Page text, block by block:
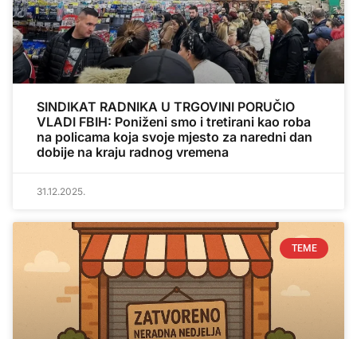
SINDIKAT RADNIKA U TRGOVINI PORUČIO
VLADI FBIH: Poniženi smo i tretirani kao roba
na policama koja svoje mjesto za naredni dan
dobije na kraju radnog vremena
31.12.2025.
TEME